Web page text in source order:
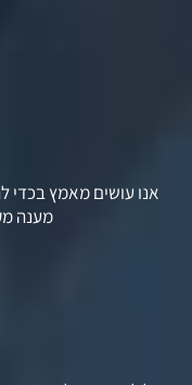
אנו עושים מאמץ בכדי
מענה